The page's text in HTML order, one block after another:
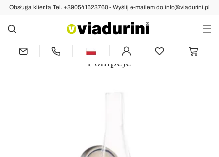
Obsługa klienta Tel. +390541623760 - Wyślij e-mailem do info@viadurini.pl
Indietro Poprzedni następny
Ceramiczny kinkiet ścienny Vintage
Design z ręcznie malowaną dekoracją -
Pompeje